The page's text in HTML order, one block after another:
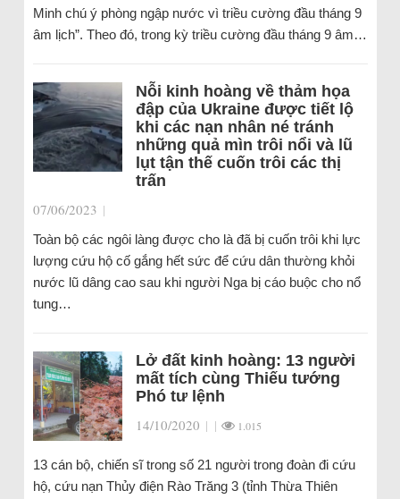
Minh chú ý phòng ngập nước vì triều cường đầu tháng 9
âm lịch”. Theo đó, trong kỳ triều cường đầu tháng 9 âm…
Nỗi kinh hoàng về thảm họa
đập của Ukraine được tiết lộ
khi các nạn nhân né tránh
những quả mìn trôi nổi và lũ
lụt tận thế cuốn trôi các thị
trấn
07/06/2023 |
Toàn bộ các ngôi làng được cho là đã bị cuốn trôi khi lực
lượng cứu hộ cố gắng hết sức để cứu dân thường khỏi
nước lũ dâng cao sau khi người Nga bị cáo buộc cho nổ
tung…
Lở đất kinh hoàng: 13 người
mất tích cùng Thiếu tướng
Phó tư lệnh
14/10/2020 | | 1.015
13 cán bộ, chiến sĩ trong số 21 người trong đoàn đi cứu
hộ, cứu nạn Thủy điện Rào Trăng 3 (tỉnh Thừa Thiên